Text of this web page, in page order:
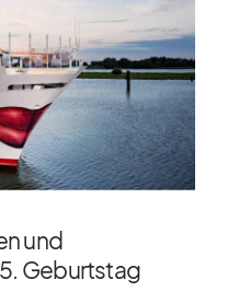
und
Geburtstag